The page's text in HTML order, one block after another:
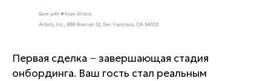
Первая сделка − завершающая стадия
онбординга. Ваш гость стал реальным